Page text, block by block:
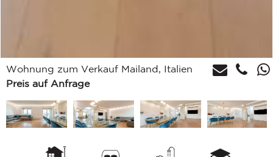
Wohnung zum Verkauf Mailand, Italien
Preis auf Anfrage